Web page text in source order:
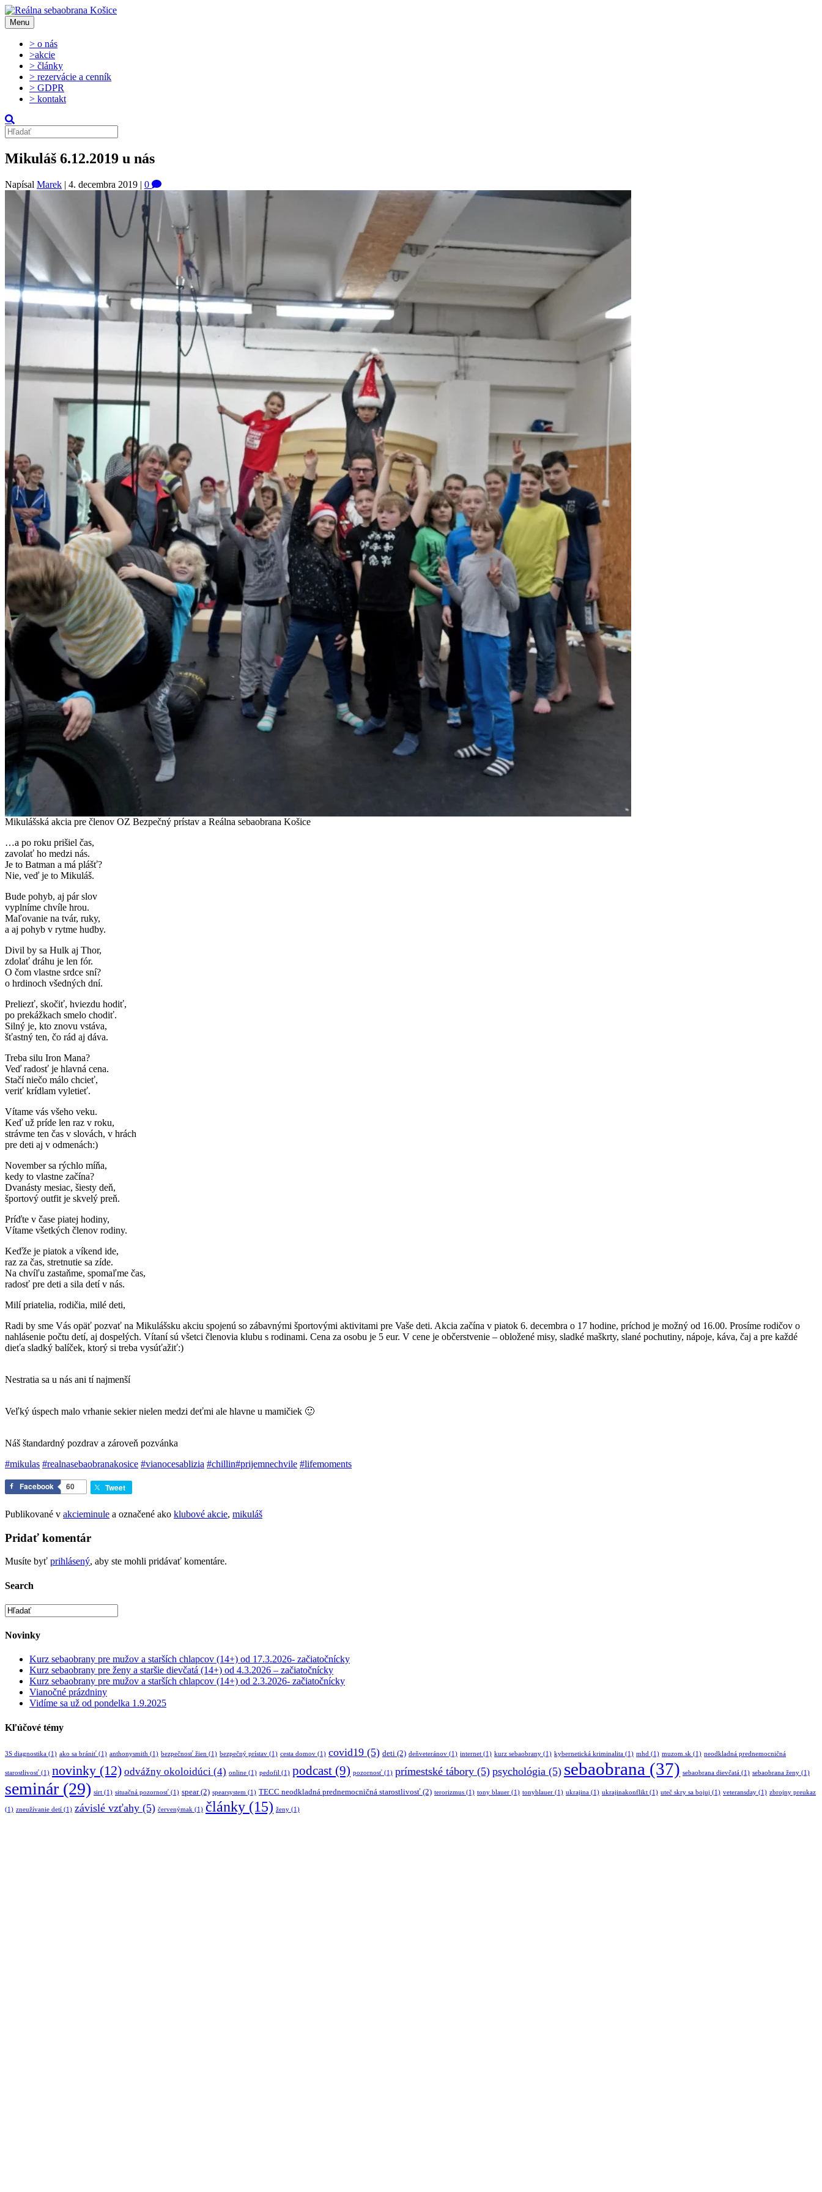
Menu
> o nás
>akcie
> články
> rezervácie a cenník
> GDPR
> kontakt
Mikuláš 6.12.2019 u nás
Napísal Marek | 4. decembra 2019 | 0
Mikulášská akcia pre členov OZ Bezpečný prístav a Reálna sebaobrana Košice
…a po roku prišiel čas,
zavolať ho medzi nás.
Je to Batman a má plášť?
Nie, veď je to Mikuláš.
Bude pohyb, aj pár slov
vyplníme chvíle hrou.
Maľovanie na tvár, ruky,
a aj pohyb v rytme hudby.
Divil by sa Hulk aj Thor,
zdolať dráhu je len fór.
O čom vlastne srdce sní?
o hrdinoch všedných dní.
Preliezť, skočiť, hviezdu hodiť,
po prekážkach smelo chodiť.
Silný je, kto znovu vstáva,
šťastný ten, čo rád aj dáva.
Treba silu Iron Mana?
Veď radosť je hlavná cena.
Stačí niečo málo chcieť,
veriť krídlam vyletieť.
Vítame vás všeho veku.
Keď už príde len raz v roku,
strávme ten čas v slovách, v hrách
pre deti aj v odmenách:)
November sa rýchlo míňa,
kedy to vlastne začína?
Dvanásty mesiac, šiesty deň,
športový outfit je skvelý preň.
Príďte v čase piatej hodiny,
Vítame všetkých členov rodiny.
Keďže je piatok a víkend ide,
raz za čas, stretnutie sa zíde.
Na chvíľu zastaňme, spomaľme čas,
radosť pre deti a sila detí v nás.
Milí priatelia, rodičia, milé deti,
Radi by sme Vás opäť pozvať na Mikulášsku akciu spojenú so zábavnými športovými aktivitami pre Vaše deti. Akcia začína v piatok 6. decembra o 17 hodine, príchod je možný od 16.00. Prosíme rodičov o
nahlásenie počtu detí, aj dospelých. Vítaní sú všetci členovia klubu s rodinami. Cena za osobu je 5 eur. V cene je občerstvenie – obložené misy, sladké maškrty, slané pochutiny, nápoje, káva, čaj a pre každé
dieťa sladký balíček, ktorý si treba vysúťažiť:)
Nestratia sa u nás ani tí najmenší
Veľký úspech malo vrhanie sekier nielen medzi deťmi ale hlavne u mamičiek 🙂
Náš štandardný pozdrav a zároveň pozvánka
#mikulas #realnasebaobranakosice #vianocesablizia #chillin#prijemnechvile #lifemoments
Facebook 60 Tweet
Publikované v akcieminule a označené ako klubové akcie, mikuláš
Pridať komentár
Musíte byť prihlásený, aby ste mohli pridávať komentáre.
Search
Novinky
Kurz sebaobrany pre mužov a starších chlapcov (14+) od 17.3.2026- začiatočnícky
Kurz sebaobrany pre ženy a staršie dievčatá (14+) od 4.3.2026 – začiatočnícky
Kurz sebaobrany pre mužov a starších chlapcov (14+) od 2.3.2026- začiatočnícky
Vianočné prázdniny
Vidíme sa už od pondelka 1.9.2025
Kľúčové témy
3S diagnostika (1) ako sa brániť (1) anthonysmith (1) bezpečnosť žien (1) bezpečný prístav (1) cesta domov (1) covid19 (5) deti (2) deňveteránov (1) internet (1) kurz sebaobrany (1) kybernetická kriminalita (1) mhd (1) muzom.sk (1) neodkladná prednemocničná
starostlivosť (1) novinky (12) odvážny okoloidúci (4) online (1) pedofil (1) podcast (9) pozornosť (1) prímestské tábory (5) psychológia (5) sebaobrana (37) sebaobrana dievčatá (1) sebaobrana ženy (1)
seminár (29) sirt (1) situačná pozornosť (1) spear(2) spearsystem (1) TECC neodkladná prednemocničná starostlivosť (2) terorizmus (1) tony blauer (1) tonyblauer (1) ukrajina (1) ukrajinakonflikt (1) uteč skry sa bojuj (1) veteransday (1) zbrojny preukaz
(1) zneužívanie detí (1) závislé vzťahy (5) červenýmak (1) články (15) ženy (1)